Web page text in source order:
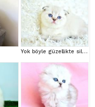
Yok böyle güzellikte silver scottish fold